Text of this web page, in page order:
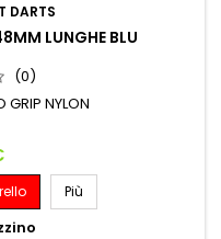
DARTS
LUNGHE BLU
(0)
GRIP NYLON
Più